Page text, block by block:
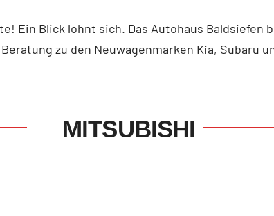
Ein Blick lohnt sich. Das Autohaus
zu den Neuwagenmarken Kia, Subaru
MITSUBISHI